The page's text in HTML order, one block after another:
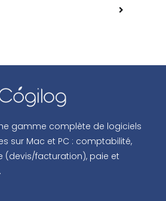
gamme complète de logiciels
sur Mac et PC : comptabilité,
(devis/facturation), paie et